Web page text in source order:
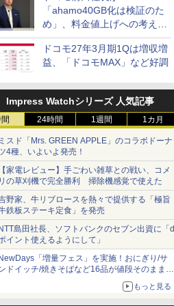
「ahamo40GB化は検証のた
め」、料金値上げへの考え方
にも言及
ドコモ27年3月期1Qは増収増
益、「ドコモMAX」など好調
Impress Watchシリーズ 人気記事
24時間 1週間 1カ月
スド「Mrs. GREEN APPLE」のコラボドーナ
4種、いよいよ発売！
家電レビュー】手ごわい雑草との戦い、コメ
の草刈機で完全勝利 掃除機感覚で使えた
野家、牛リブロースを熱々で提供する「極旨
鉄板ステーキ定食」を発売
島田社長、ソフトバンクのセブン出資に「d
イント使えるようにして」
「増量フェス」を実施！おにぎり/サ
ドイッチ/焼きそばなど16品が値段そのままで
もっと見る